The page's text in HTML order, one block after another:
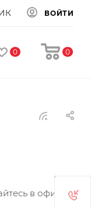
ВОЙТИ
0 0
в офисы